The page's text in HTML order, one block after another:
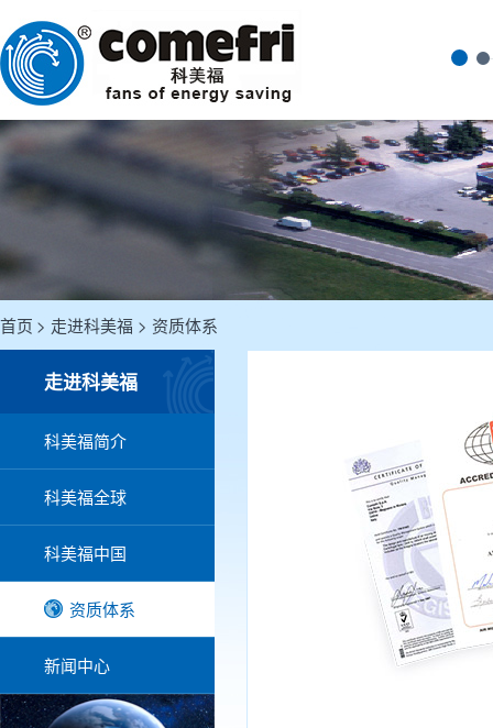
首页 走进科美福 资质体系
走进科美福
科美福简介
科美福全球
科美福中国
资质体系
新闻中心